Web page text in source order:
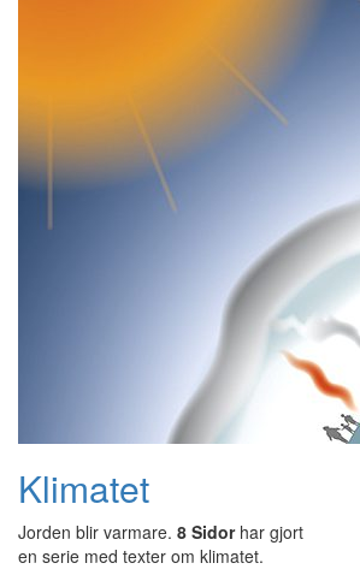
Klimatet
Jorden blir varmare. 8 Sidorhar gjort
en serie med texter om klimatet.